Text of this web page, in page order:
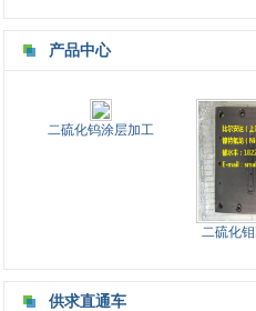
产品中心
二硫化钨涂层加工
二硫化钼
供求直通车